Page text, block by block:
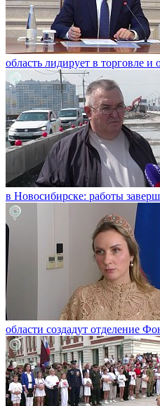
область лидирует в торговле
в Новосибирске: работы
области создадут отделение